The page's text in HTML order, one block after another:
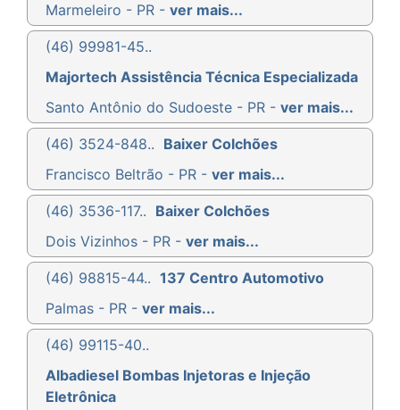
Marmeleiro - PR - ver mais...
(46) 99981-45..
Majortech Assistência Técnica Especializada
Santo Antônio do Sudoeste - PR - ver mais...
(46) 3524-848.. Baixer Colchões
Francisco Beltrão - PR - ver mais...
(46) 3536-117.. Baixer Colchões
Dois Vizinhos - PR - ver mais...
(46) 98815-44.. 137 Centro Automotivo
Palmas - PR - ver mais...
(46) 99115-40..
Albadiesel Bombas Injetoras e Injeção
Eletrônica